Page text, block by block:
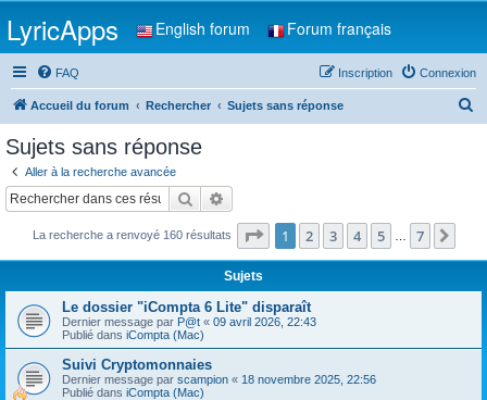
LyricApps English forum Forum français
FAQ Connexion
Inscription
Accueil du forum Rechercher Sujets sans réponse
c
Sujets sans réponse
Aller à la recherche avancée
Rechercher
La recherche a renvoyé 160 résultats Page 1sur7
1 2 3 4 5 7
Sujets
Le dossier "iCompta 6 Lite" disparaît
Dernier message par P@t « 09 avril 2026, 22:43
Publié dans iCompta (Mac)
Suivi Cryptomonnaies
Dernier message par scampion « 18 novembre 2025, 22:56
Publié dans iCompta (Mac)